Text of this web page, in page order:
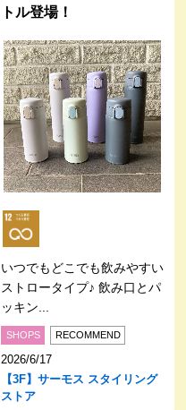
トル登場！
いつでもどこでも飲みやすい
ストロータイプ♪ 飲み口とパ
ッキン...
SHOPS RECOMMEND
2026/6/17
【3F】サーモス スタイリング
ストア